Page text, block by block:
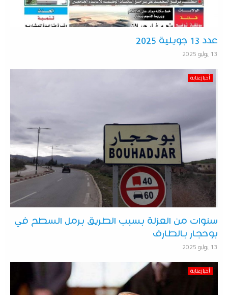
عدد 13 جويلية 2025
13 يوليو 2025
أخبارعنابة
سنوات من العزلة بسبب الطريق برمل السطح في
بوحجار بالطارف
13 يوليو 2025
أخبارعنابة